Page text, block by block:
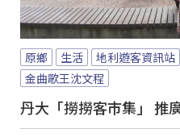
原鄉 生活 地利遊客資訊站
金曲歌王沈文程
丹大「撈撈客市集」 推